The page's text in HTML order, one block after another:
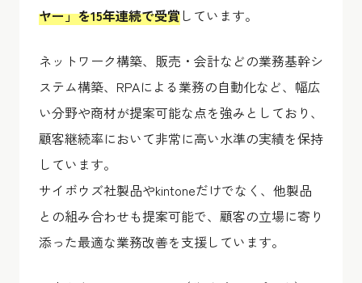
ヤー」を15年連続で受賞しています。
ネットワーク構築、販売・会計などの業務基幹シ
ステム構築、RPAによる業務の自動化など、幅広
い分野や商材が提案可能な点を強みとしており、
顧客継続率において非常に高い水準の実績を保持
しています。
サイボウズ社製品やkintoneだけでなく、他製品
との組み合わせも提案可能で、顧客の立場に寄り
添った最適な業務改善を支援しています。